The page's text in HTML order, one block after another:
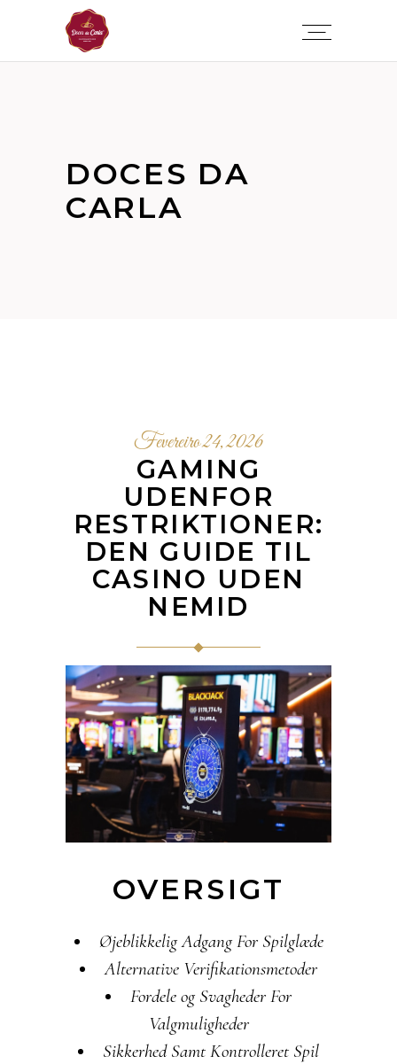
DOCES DA
CARLA
Fevereiro 24, 2026
GAMING
UDENFOR
RESTRIKTIONER:
DEN GUIDE TIL
CASINO UDEN
NEMID
OVERSIGT
Øjeblikkelig Adgang For Spilglæde
Alternative Verifikationsmetoder
Fordele og Svagheder For
Valgmuligheder
Sikkerhed Samt Kontrolleret Spil